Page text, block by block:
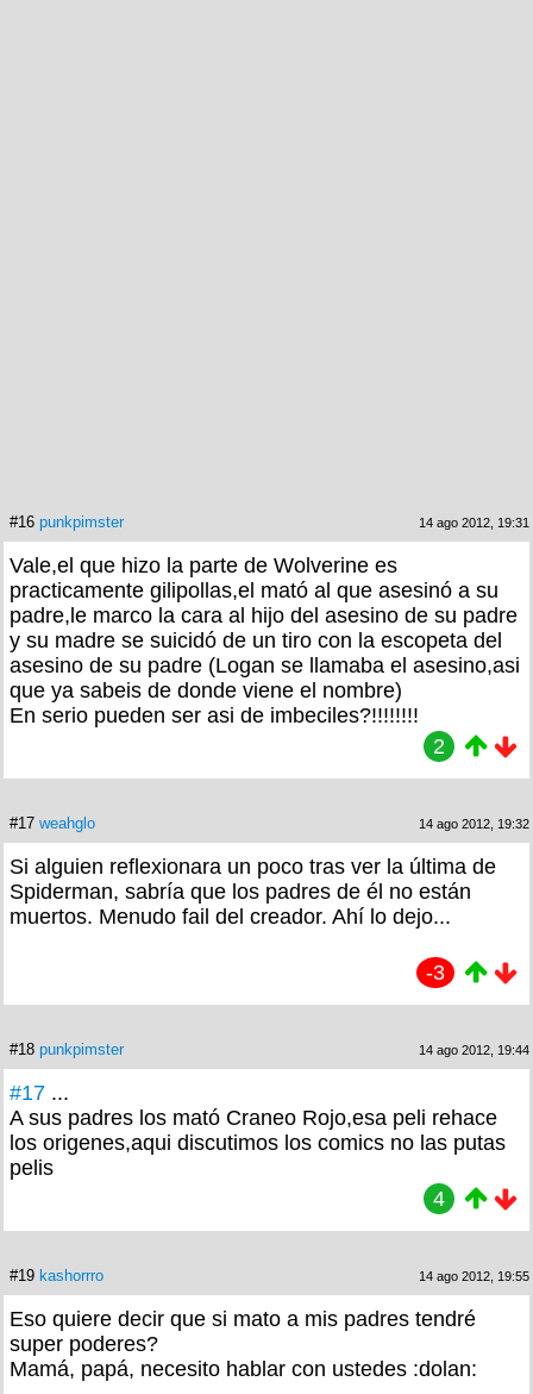
#16 punkpimster 14 ago 2012, 19:31
Vale,el que hizo la parte de Wolverine es
practicamente gilipollas,el mató al que asesinó a su
padre,le marco la cara al hijo del asesino de su padre
y su madre se suicidó de un tiro con la escopeta del
asesino de su padre (Logan se llamaba el asesino,asi
que ya sabeis de donde viene el nombre)
En serio pueden ser asi de imbeciles?!!!!!!!!
2
#17 weahglo 14 ago 2012, 19:32
Si alguien reflexionara un poco tras ver la última de
Spiderman, sabría que los padres de él no están
muertos. Menudo fail del creador. Ahí lo dejo...
-3
#18 punkpimster 14 ago 2012, 19:44
#17 ...
A sus padres los mató Craneo Rojo,esa peli rehace
los origenes,aqui discutimos los comics no las putas
pelis
4
#19 kashorrro 14 ago 2012, 19:55
Eso quiere decir que si mato a mis padres tendré
super poderes?
Mamá, papá, necesito hablar con ustedes :dolan: